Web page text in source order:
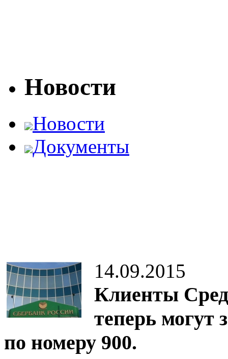
Новости
Новости
Документы
14.09.2015
Клиенты
теперь могут
по номеру 900.